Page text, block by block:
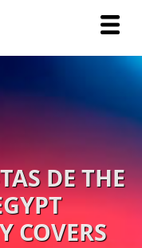
DE THE
COVERS